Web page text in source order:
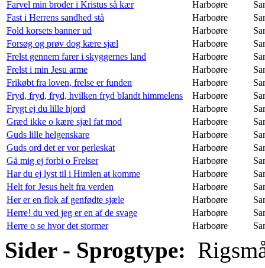
Farvel min broder i Kristus så kær
Harboøre
Fast i Herrens sandhed stå
Harboøre
Fold korsets banner ud
Harboøre
Forsøg og prøv dog kære sjæl
Harboøre
Frelst gennem farer i skyggernes land
Harboøre
Frelst i min Jesu arme
Harboøre
Frikøbt fra loven, frelse er funden
Harboøre
Fryd, fryd, fryd, hvilken fryd blandt himmelens
Harboøre
Frygt ej du lille hjord
Harboøre
Græd ikke o kære sjæl fat mod
Harboøre
Guds lille helgenskare
Harboøre
Guds ord det er vor perleskat
Harboøre
Gå mig ej forbi o Frelser
Harboøre
Har du ej lyst til i Himlen at komme
Harboøre
Helt for Jesus helt fra verden
Harboøre
Her er en flok af genfødte sjæle
Harboøre
Herre! du ved jeg er en af de svage
Harboøre
Herre o se hvor det stormer
Harboøre
Sider - Sprogtype: